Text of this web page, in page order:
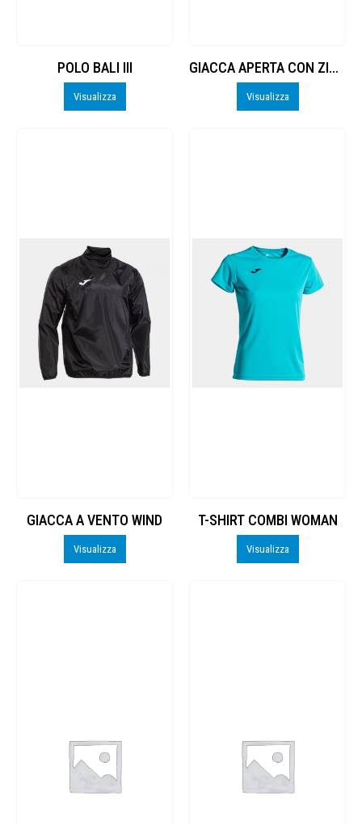
POLO BALI III
Visualizza
GIACCA APERTA CON ZIP E CAPPUCCIO
Visualizza
GIACCA A VENTO WIND
Visualizza
T-SHIRT COMBI WOMAN
Visualizza